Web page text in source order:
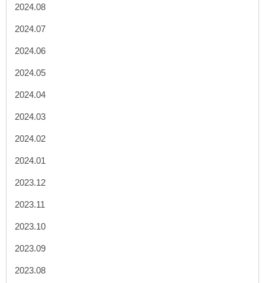
2024.08
2024.07
2024.06
2024.05
2024.04
2024.03
2024.02
2024.01
2023.12
2023.11
2023.10
2023.09
2023.08